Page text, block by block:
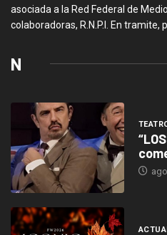
asociada a la Red Federal de
colaboradoras, R.N.P.I. En tramite,
N